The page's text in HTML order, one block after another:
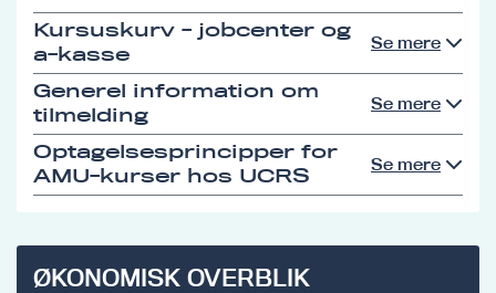
Kursuskurv - jobcenter og
a-kasse
Se mere
Generel information om
tilmelding
Se mere
Optagelsesprincipper for
AMU-kurser hos UCRS
Se mere
ØKONOMISK OVERBLIK